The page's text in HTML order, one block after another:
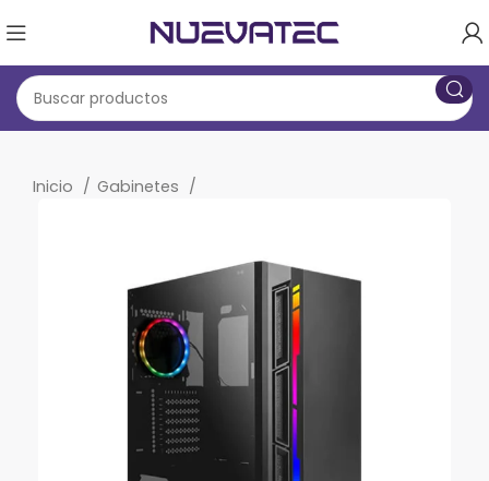
Inicio Gabinetes